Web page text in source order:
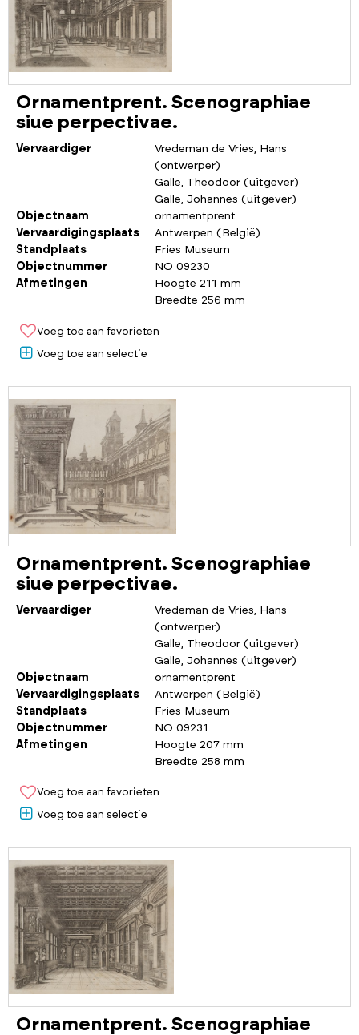
Ornamentprent. Scenographiae
siue perpectivae.
Vervaardiger
Vredeman de Vries, Hans
(ontwerper)
Galle, Theodoor (uitgever)
Galle, Johannes (uitgever)
Objectnaam
ornamentprent
Vervaardigingsplaats
Antwerpen (België)
Standplaats
Fries Museum
Objectnummer
NO 09230
Afmetingen
Hoogte 211 mm
Breedte 256 mm
Voeg toe aan favorieten
Voeg toe aan selectie
Ornamentprent. Scenographiae
siue perpectivae.
Vervaardiger
Vredeman de Vries, Hans
(ontwerper)
Galle, Theodoor (uitgever)
Galle, Johannes (uitgever)
Objectnaam
ornamentprent
Vervaardigingsplaats
Antwerpen (België)
Standplaats
Fries Museum
Objectnummer
NO 09231
Afmetingen
Hoogte 207 mm
Breedte 258 mm
Voeg toe aan favorieten
Voeg toe aan selectie
Ornamentprent. Scenographiae